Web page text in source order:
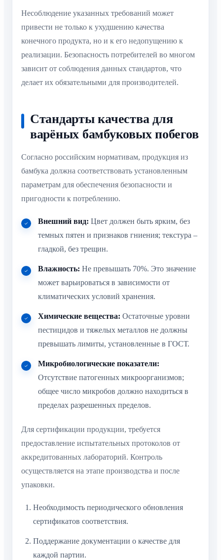
Несоблюдение указанных требований может
привести не только к ухудшению качества
конечного продукта, но и к его недопущению к
реализации. Безопасность потребителей во многом
зависит от соблюдения данных стандартов, что
делает их обязательными для производителей.
Стандарты качества для
варёных бамбуковых побегов
Согласно российским нормативам, продукция из
бамбука должна соответствовать установленным
параметрам для обеспечения безопасности и
пригодности к потреблению.
Внешний вид: Цвет должен быть ярким, без
темных пятен и признаков гниения; текстура –
гладкой, без трещин.
Влажность: Не превышать 70%. Это значение
может варьироваться в зависимости от
климатических условий хранения.
Химические вещества: Остаточные уровни
пестицидов и тяжелых металлов не должны
превышать лимиты, установленные в ГОСТ.
Микробиологические показатели:
Отсутствие патогенных микроорганизмов;
общее число микробов должно находиться в
пределах разрешенных пределов.
Для сертификации продукции, требуется
предоставление испытательных протоколов от
аккредитованных лабораторий. Контроль
осуществляется на этапе производства и после
упаковки.
Необходимость периодического обновления
сертификатов соответствия.
Поддержание документации о качестве для
каждой партии.